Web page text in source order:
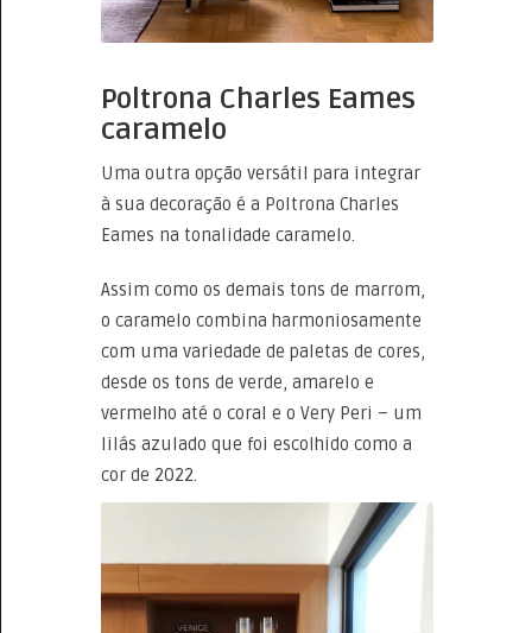
Poltrona Charles Eames
caramelo
Uma outra opção versátil para integrar
à sua decoração é a Poltrona Charles
Eames na tonalidade caramelo.
Assim como os demais tons de marrom,
o caramelo combina harmoniosamente
com uma variedade de paletas de cores,
desde os tons de verde, amarelo e
vermelho até o coral e o Very Peri – um
lilás azulado que foi escolhido como a
cor de 2022.